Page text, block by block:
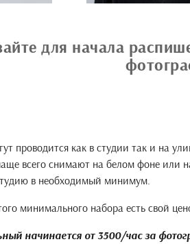
для начала
проводится как в студии так и на
всего снимают на белом фоне или
в необходимый минимум.
минимального набора есть свой
начинается от 3500/час за